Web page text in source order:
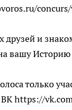
друзей и
вашу
только
https://